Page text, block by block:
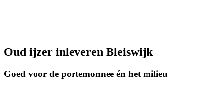
Oud ijzer inleveren Bleiswijk
Goed voor de portemonnee én het milieu